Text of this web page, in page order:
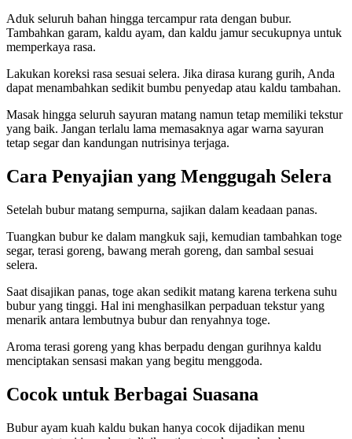
Aduk seluruh bahan hingga tercampur rata dengan bubur.
Tambahkan garam, kaldu ayam, dan kaldu jamur secukupnya untuk
memperkaya rasa.
Lakukan koreksi rasa sesuai selera. Jika dirasa kurang gurih, Anda
dapat menambahkan sedikit bumbu penyedap atau kaldu tambahan.
Masak hingga seluruh sayuran matang namun tetap memiliki tekstur
yang baik. Jangan terlalu lama memasaknya agar warna sayuran
tetap segar dan kandungan nutrisinya terjaga.
Cara Penyajian yang Menggugah Selera
Setelah bubur matang sempurna, sajikan dalam keadaan panas.
Tuangkan bubur ke dalam mangkuk saji, kemudian tambahkan toge
segar, terasi goreng, bawang merah goreng, dan sambal sesuai
selera.
Saat disajikan panas, toge akan sedikit matang karena terkena suhu
bubur yang tinggi. Hal ini menghasilkan perpaduan tekstur yang
menarik antara lembutnya bubur dan renyahnya toge.
Aroma terasi goreng yang khas berpadu dengan gurihnya kaldu
menciptakan sensasi makan yang begitu menggoda.
Cocok untuk Berbagai Suasana
Bubur ayam kuah kaldu bukan hanya cocok dijadikan menu